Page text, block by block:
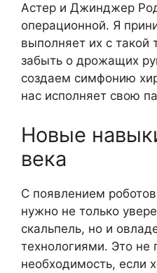
Астер и Джинджер
операционной. Я
выполняет их с такой
забыть о дрожащих
создаем симфонию
нас исполняет свою
Новые
века
С появлением
нужно не только
скальпель, но и
технологиями. Это не
необходимость, если